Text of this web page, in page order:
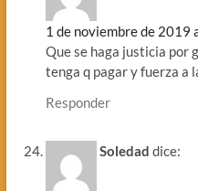
1 de noviembre de 2019
Que se haga justicia por
tenga q pagar y fuerza a
Responder
Soledad dice: